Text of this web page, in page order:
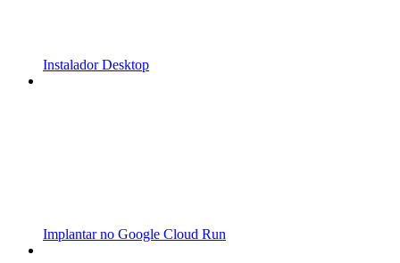
Instalador Desktop
Implantar no Google Cloud Run